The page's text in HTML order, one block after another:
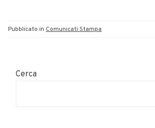
Pubblicato in Comunicati Stampa
Cerca